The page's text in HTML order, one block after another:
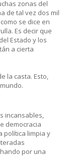
zonas del
de tal vez dos mil
se dice en
Es decir que
Estado y los
a cierta
la casta. Esto,
incansables,
democracia
política limpia y
por una